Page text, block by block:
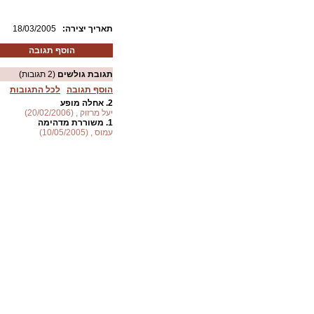
18/03/2005 :תאריך יצירה
הוסף תגובה
תגובת גולשים (2 תגובות)
הוסף תגובה
לכל התגובות
2. אחלה מופע
יעל מרזוק , (20/02/2006)
1. משוררת מדהימה
עמוס , (10/05/2005)